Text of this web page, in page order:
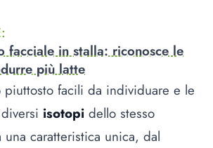
:
facciale in stalla: riconosce le
più latte
piuttosto facili da individuare e le
isotopi dello stesso
caratteristica unica, dal